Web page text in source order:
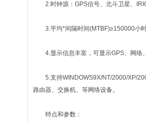
2.时钟源：GPS信号、北斗卫星、
3.平均*间隔时间(MTBF)≥150000小时
4.显示信息丰富，可显示GPS、网络
5.支持WINDOWS9X/NT/2000/XP/
路由器、交换机、等网络设备。
特点和参数：